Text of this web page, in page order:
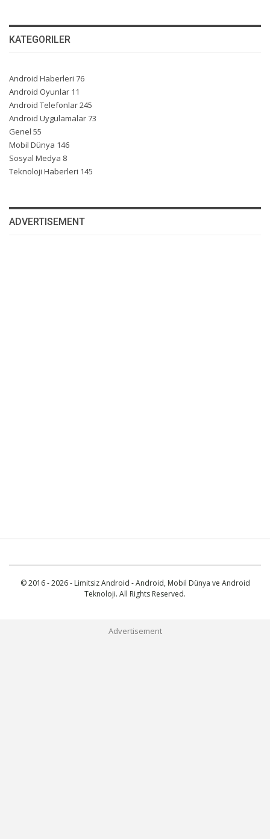
KATEGORILER
Android Haberleri 76
Android Oyunlar 11
Android Telefonlar245
Android Uygulamalar73
Genel 55
Mobil Dünya 146
Sosyal Medya 8
Teknoloji Haberleri 145
ADVERTISEMENT
© 2016 - 2026 - Limitsiz Android - Android, Mobil Dünya ve Android
Teknoloji. All Rights Reserved.
Advertisement